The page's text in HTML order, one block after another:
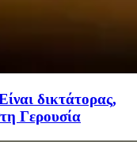
δικτάτορας,
Γερουσία